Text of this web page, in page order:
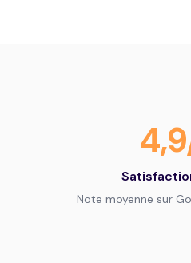
Note moyenne sur